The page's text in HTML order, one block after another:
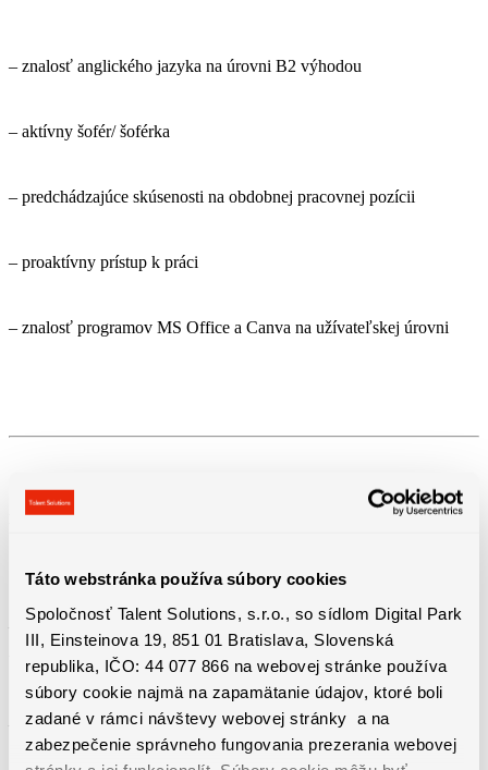
Táto webstránka používa súbory cookies
Spoločnosť Talent Solutions, s.r.o., so sídlom Digital Park
III, Einsteinova 19, 851 01 Bratislava, Slovenská
republika, IČO: 44 077 866 na webovej stránke používa
súbory cookie najmä na zapamätanie údajov, ktoré boli
zadané v rámci návštevy webovej stránky a na
zabezpečenie správneho fungovania prezerania webovej
– znalosť anglického jazyka na úrovni B2 výhodou
– aktívny šofér/ šoférka
– predchádzajúce skúsenosti na obdobnej pracovnej pozícii
– proaktívny prístup k práci
– znalosť programov MS Office a Canva na užívateľskej úrovni
Benefity práce
– v závislosti od plnenia svojich pracovných zodpovedností je
vyplácaný finančný bonus
– benefitná dovolenka